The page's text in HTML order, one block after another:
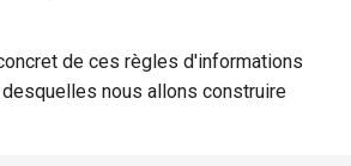
de ces règles d'informations
nous allons construire